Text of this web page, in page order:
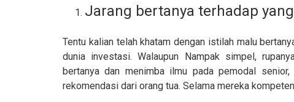
Jarang bertanya terhadap
Tentu kalian telah khatam dengan istilah malu
dunia investasi. Walaupun Nampak simpel,
bertanya dan menimba ilmu pada pemodal
rekomendasi dari orang tua. Selama mereka